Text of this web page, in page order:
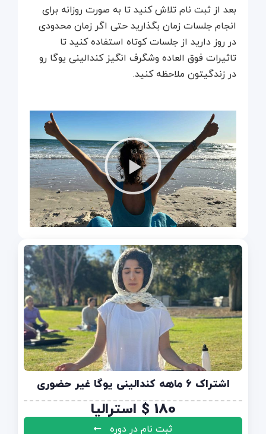
بعد از ثبت نام تلاش کنید تا به صورت روزانه برای
انجام جلسات زمان بگذارید حتی اگر زمان محدودی
در روز دارید از جلسات کوتاه استفاده کنید تا
تاثیرات فوق العاده وشگرف انگیز کندالینی یوگا رو
در زندگیتون ملاحظه کنید.
اشتراک 6 ماهه کندالینی یوگا غیر حضوری
$ 180 استرالیا
ثبت نام در دوره